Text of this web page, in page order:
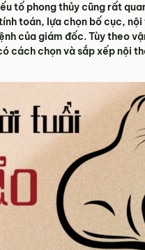
tố phong thủy cũng rất
toán, lựa chọn bố cục,
của giám đốc. Tùy theo
cách chọn và sắp xếp nội